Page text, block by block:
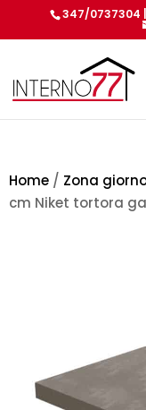
347/0737304
Home / Zona
cm Niket tortora